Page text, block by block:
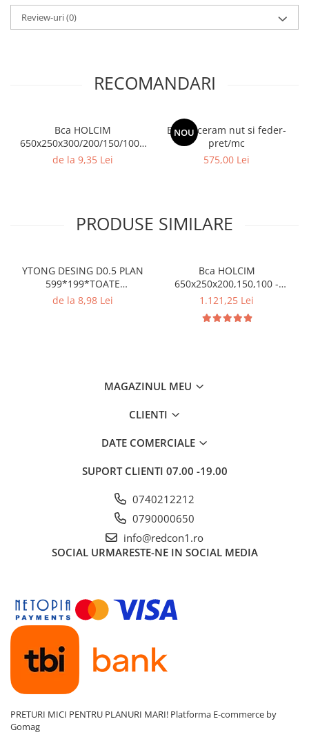
Produse din fier
Accesorii metalice
Plasa sudata eco
Produse din lemn
carton
Servicii transport
Distribuitoare încălzire în
Țeavă încălzire în pardoseala
Review-uri(0)
RECOMANDARI
Bca HOLCIM
650x250x300/200/150/100 -
pret/buc
de la 9,35 Lei
NOU
Bca Soceram nut si feder-
pret/mc
575,00 Lei
PRODUSE SIMILARE
YTONG DESING D0.5 PLAN
599*199*TOATE
DIMENSIUNILE pret/buc
de la 8,98 Lei
Bca HOLCIM
650x250x200,150,100 -
pret/palet
1.121,25 Lei
MAGAZINUL MEU
CLIENTI
DATE COMERCIALE
SUPORT CLIENTI 07.00 -19.00
0740212212
0790000650
info@redcon1.ro
SOCIAL URMARESTE-NE IN SOCIAL MEDIA
PRETURI MICI PENTRU PLANURI MARI! Platforma E-commerce by
Gomag